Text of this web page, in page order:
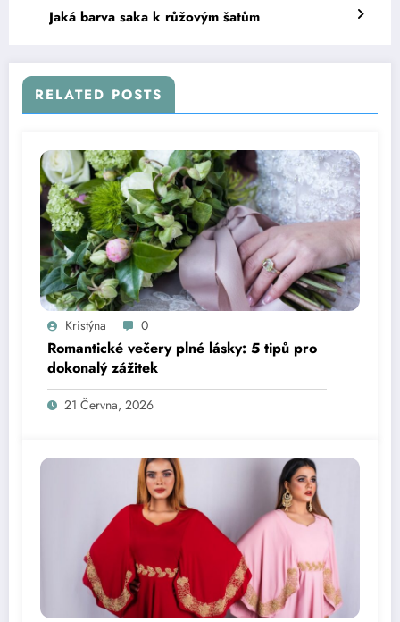
Jaká barva saka k růžovým šatům
RELATED POSTS
Kristýna 0
Romantické večery plné lásky: 5 tipů pro
dokonalý zážitek
21 Června, 2026